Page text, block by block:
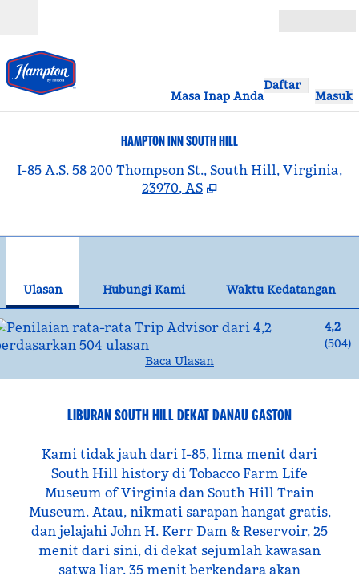
Masa Inap Anda
Daftar
Masuk
HAMPTON INN SOUTH HILL
I-85 A.S. 58 200 Thompson St., South Hill, Virginia,
23970, AS
Ulasan Hubungi Kami
Waktu Kedatangan
4,2
(504)
Baca Ulasan
LIBURAN SOUTH HILL DEKAT DANAU GASTON
Kami tidak jauh dari I-85, lima menit dari
South Hill history di Tobacco Farm Life
Museum of Virginia dan South Hill Train
Museum. Atau, nikmati sarapan hangat gratis,
dan jelajahi John H. Kerr Dam & Reservoir, 25
menit dari sini, di dekat sejumlah kawasan
satwa liar. 35 menit berkendara akan